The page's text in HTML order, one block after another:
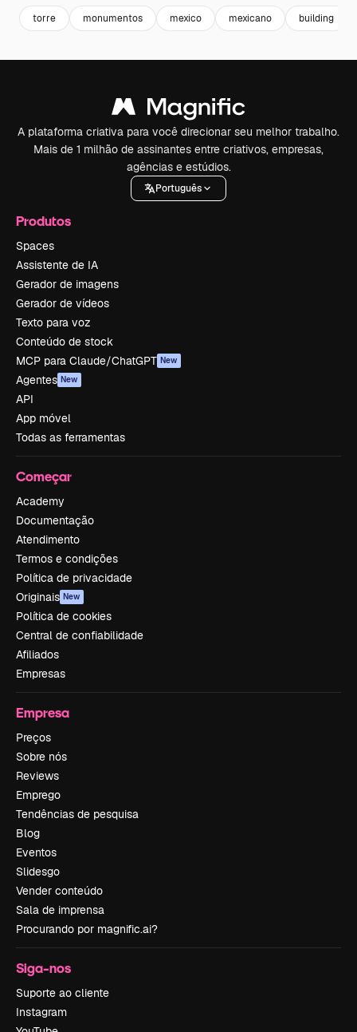
torre monumentos mexico mexicano building
A plataforma criativa para você direcionar seu melhor trabalho.
Mais de 1 milhão de assinantes entre criativos, empresas,
agências e estúdios.
Português
Produtos
Spaces
Assistente de IA
Gerador de imagens
Gerador de vídeos
Texto para voz
Conteúdo de stock
MCP para Claude/ChatGPT New
Agentes New
API
App móvel
Todas as ferramentas
Começar
Academy
Documentação
Atendimento
Termos e condições
Política de privacidade
Originais New
Política de cookies
Central de confiabilidade
Afiliados
Empresas
Empresa
Preços
Sobre nós
Reviews
Emprego
Tendências de pesquisa
Blog
Eventos
Slidesgo
Vender conteúdo
Sala de imprensa
Procurando por magnific.ai?
Siga-nos
Suporte ao cliente
Instagram